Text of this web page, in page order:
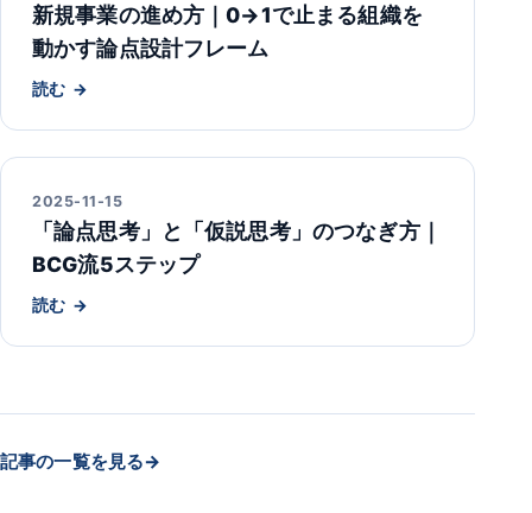
新規事業の進め方｜0→1で止まる組織を
動かす論点設計フレーム
読む
2025-11-15
「論点思考」と「仮説思考」のつなぎ方｜
BCG流5ステップ
読む
記事の一覧を見る